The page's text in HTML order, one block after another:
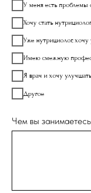
У меня есть проблемы
Хочу стать
Уже нутрициолог, хочу
Имею смежную
Я врач и хочу
Другое
Чем вы